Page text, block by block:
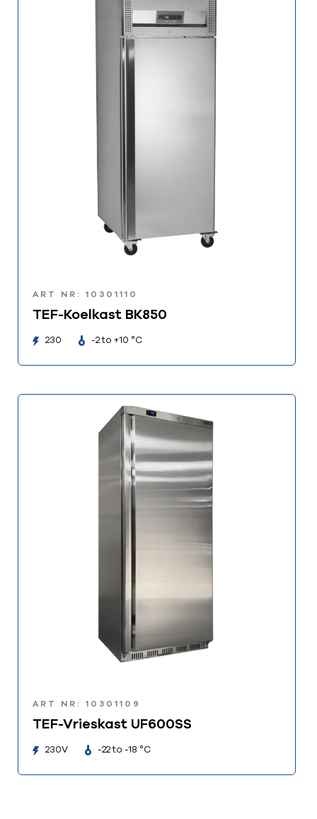
ART NR: 10301110
TEF-Koelkast BK850
230 -2 to +10 °C
ART NR: 10301109
TEF-Vrieskast UF600SS
230V -22 to -18 °C